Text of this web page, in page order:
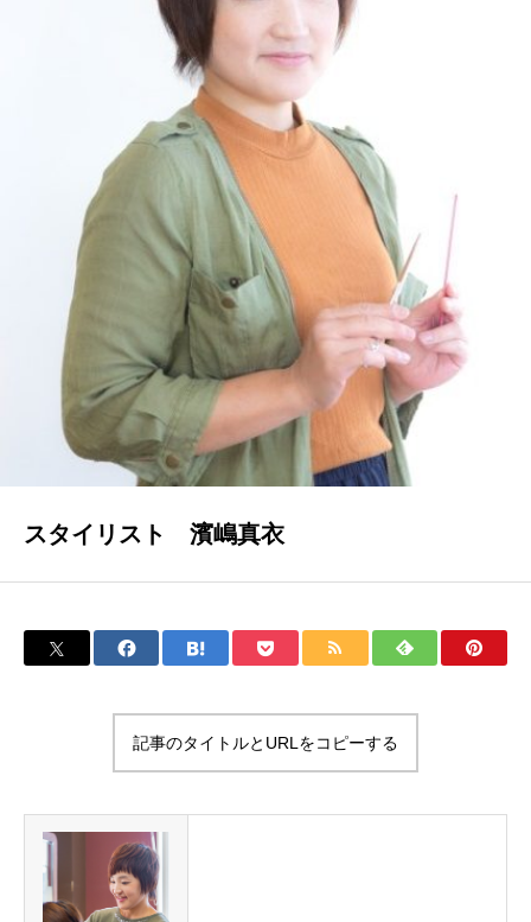
プライバシーポリシー
スタイリスト 濱嶋真衣
記事のタイトルとURLをコピーする